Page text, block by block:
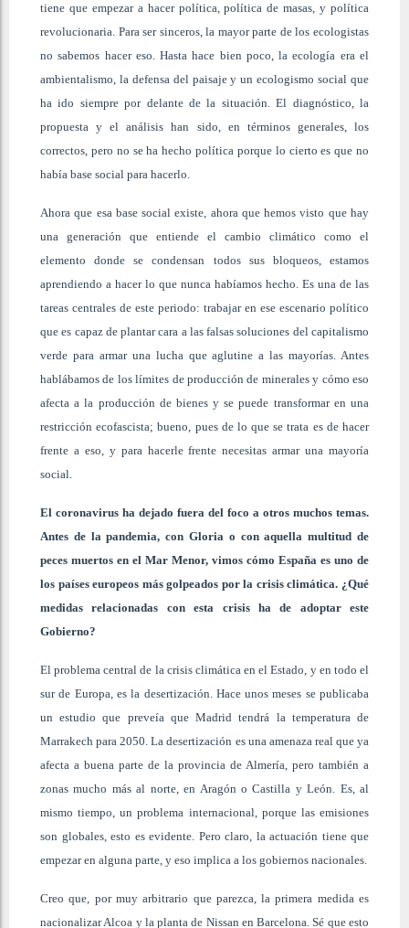
tiene que empezar a hacer política, política de masas, y política
revolucionaria. Para ser sinceros, la mayor parte de los ecologistas
no sabemos hacer eso. Hasta hace bien poco, la ecología era el
ambientalismo, la defensa del paisaje y un ecologismo social que
ha ido siempre por delante de la situación. El diagnóstico, la
propuesta y el análisis han sido, en términos generales, los
correctos, pero no se ha hecho política porque lo cierto es que no
había base social para hacerlo.
Ahora que esa base social existe, ahora que hemos visto que hay
una generación que entiende el cambio climático como el
elemento donde se condensan todos sus bloqueos, estamos
aprendiendo a hacer lo que nunca habíamos hecho. Es una de las
tareas centrales de este periodo: trabajar en ese escenario político
que es capaz de plantar cara a las falsas soluciones del capitalismo
verde para armar una lucha que aglutine a las mayorías. Antes
hablábamos de los límites de producción de minerales y cómo eso
afecta a la producción de bienes y se puede transformar en una
restricción ecofascista; bueno, pues de lo que se trata es de hacer
frente a eso, y para hacerle frente necesitas armar una mayoría
social.
El coronavirus ha dejado fuera del foco a otros muchos temas.
Antes de la pandemia, con Gloria o con aquella multitud de
peces muertos en el Mar Menor, vimos cómo España es uno de
los países europeos más golpeados por la crisis climática. ¿Qué
medidas relacionadas con esta crisis ha de adoptar este
Gobierno?
El problema central de la crisis climática en el Estado, y en todo el
sur de Europa, es la desertización. Hace unos meses se publicaba
un estudio que preveía que Madrid tendrá la temperatura de
Marrakech para 2050. La desertización es una amenaza real que ya
afecta a buena parte de la provincia de Almería, pero también a
zonas mucho más al norte, en Aragón o Castilla y León. Es, al
mismo tiempo, un problema internacional, porque las emisiones
son globales, esto es evidente. Pero claro, la actuación tiene que
empezar en alguna parte, y eso implica a los gobiernos nacionales.
Creo que, por muy arbitrario que parezca, la primera medida es
nacionalizar Alcoa y la planta de Nissan en Barcelona. Sé que esto